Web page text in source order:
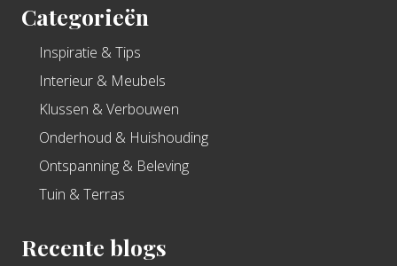
Categorieën
Inspiratie & Tips
Interieur & Meubels
Klussen & Verbouwen
Onderhoud & Huishouding
Ontspanning & Beleving
Tuin & Terras
Recente blogs